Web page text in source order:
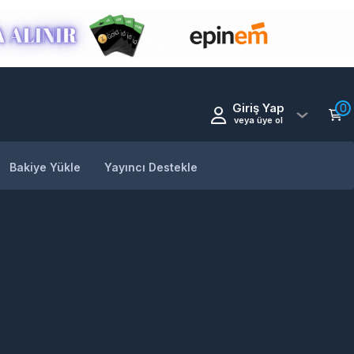
Giriş Yap
veya üye ol
0
Bakiye Yükle Yayıncı Destekle